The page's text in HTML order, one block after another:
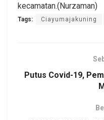
kecamatan.(Nurzaman)
Tags: Ciayumajakuning
Putus Covid-19,